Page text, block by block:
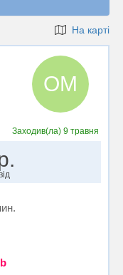
На карті
ОМ
Заходив(ла) 9 травня